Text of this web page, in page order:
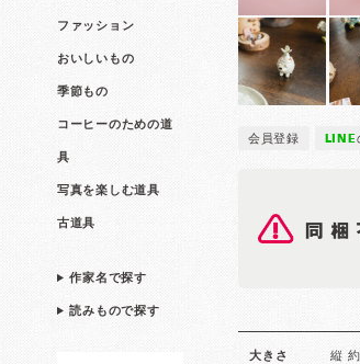
ファッション
おいしいもの
季節もの
コーヒーのための道
具
写真を楽しむ道具
古道具
作家名で探す
読みもので探す
会員登録 LINE
大きさ 縦